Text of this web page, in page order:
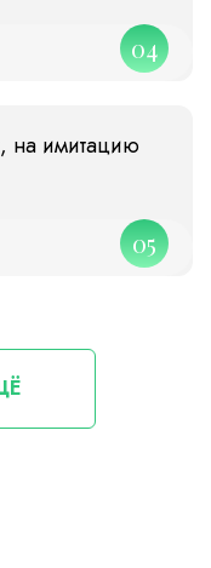
04
на имитацию
05